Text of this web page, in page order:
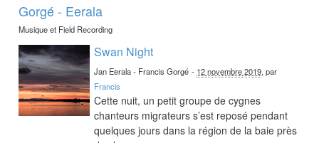
Gorgé - Eerala
Musique et Field Recording
Swan Night
Jan Eerala - Francis Gorgé - 12 novembre 2019, par
Francis
Cette nuit, un petit groupe de cygnes
chanteurs migrateurs s’est reposé pendant
quelques jours dans la région de la baie près